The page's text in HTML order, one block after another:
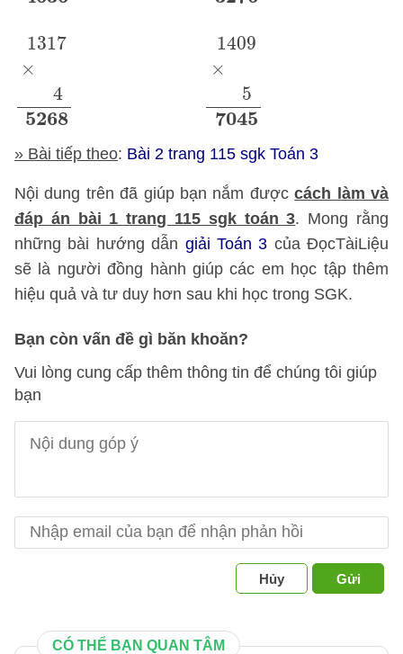
1317
×
4
5268
1317 ×
1409
×
5
7045
1409×
» Bài tiếp theo: Bài 2 trang 115 sgk Toán 3
Nội dung trên đã giúp bạn nắm đượccách làm và
đáp án bài 1 trang 115 sgk toán 3. Mong rằng
những bài hướng dẫn giải Toán 3 của ĐọcTàiLiệu
sẽ là người đồng hành giúp các em học tập thêm
hiệu quả và tư duy hơn sau khi học trong SGK.
Bạn còn vấn đề gì băn khoăn?
Vui lòng cung cấp thêm thông tin để chúng tôi giúp
bạn
Hủy Gửi
CÓ THỂ BẠN QUAN TÂM